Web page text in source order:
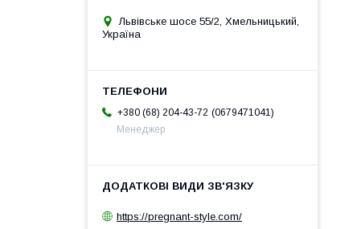
Львівське шосе 55/2, Хмельницький,
Україна
+380 (68) 204-43-72
0679471041
Менеджер
https://pregnant-style.com/